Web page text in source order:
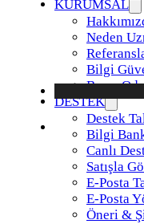
KURUMSAL
Neden
Bilgi
Basın
DESTEK
Destek
Bilgi
Canlı
Satışla
E-Posta
E-Posta
Öneri &